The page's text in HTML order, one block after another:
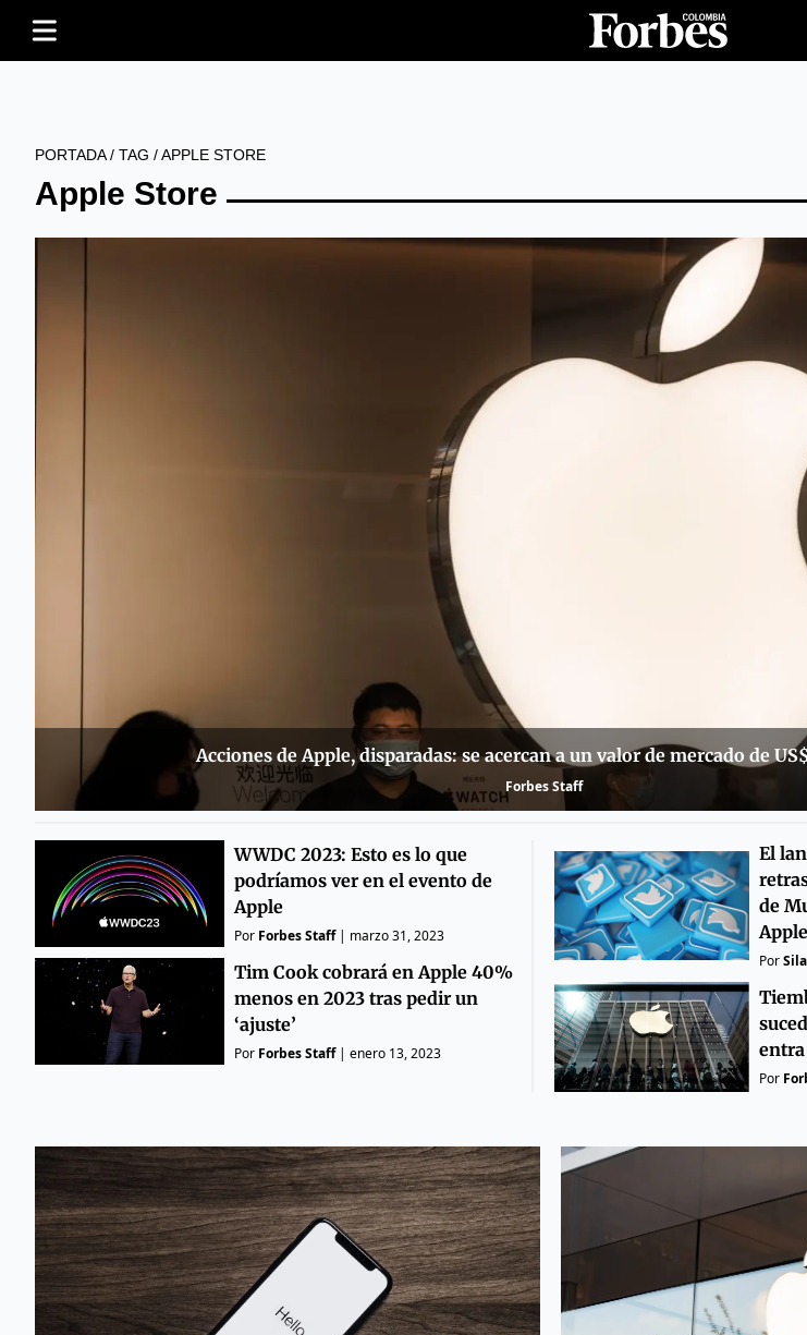
PORTADA/ TAG /APPLE STORE
Apple Store
Acciones de Apple, disparadas: se acercan a un valor de mercado de
Forbes Staff
WWDC 2023: Esto es lo que
podríamos ver en el evento de
Apple
Por Forbes Staff| marzo 31, 2023
Tim Cook cobrará en Apple 40%
menos en 2023 tras pedir un
‘ajuste’
Por Forbes Staff| enero 13, 2023
El
de
Por
entra
Por